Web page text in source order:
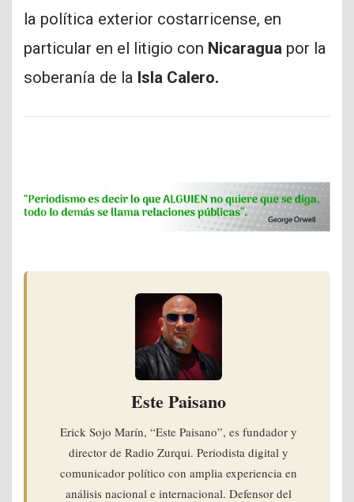
la política exterior costarricense, en
particular en el litigio con Nicaragua por la
soberanía de la Isla Calero.
Este Paisano
Erick Sojo Marín, “Este Paisano”, es fundador y
director de Radio Zurqui. Periodista digital y
comunicador político con amplia experiencia en
análisis nacional e internacional. Defensor del